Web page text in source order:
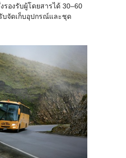
องรับผู้โดยสารได้ 30–60
จัดเก็บอุปกรณ์และชุด